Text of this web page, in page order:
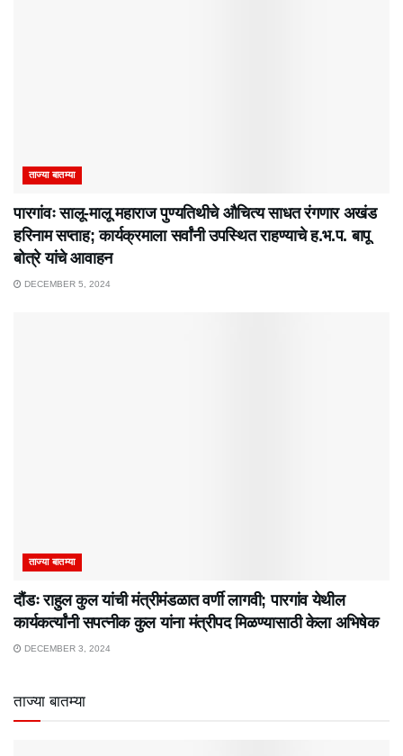
ताज्या बातम्या
पारगांवः सालू-मालू महाराज पुण्यतिथीचे औचित्य साधत रंगणार अखंड
हरिनाम सप्ताह; कार्यक्रमाला सर्वांनी उपस्थित राहण्याचे ह.भ.प. बापू
बोत्रे यांचे आवाहन
DECEMBER 5, 2024
ताज्या बातम्या
दौंडः राहुल कुल यांची मंत्रीमंडळात वर्णी लागवी; पारगांव येथील
कार्यकर्त्यांनी सपत्नीक कुल यांना मंत्रीपद मिळण्यासाठी केला अभिषेक
DECEMBER 3, 2024
ताज्या बातम्या